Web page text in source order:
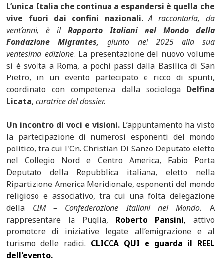
L’unica Italia che continua a espandersi è quella che
vive fuori dai confini nazionali.A raccontarla, da
vent’anni, è ilRapporto Italiani nel Mondo della
Fondazione Migrantes,
giunto nel 2025 alla sua
ventesima edizione. La presentazione del nuovo volume
si è svolta a Roma, a pochi passi dalla Basilica di San
Pietro, in un evento partecipato e ricco di spunti,
coordinato con competenza dalla sociologa Delfina
Licata,curatrice del dossier.
Un incontro di voci e visioni. L’appuntamento ha visto
la partecipazione di numerosi esponenti del mondo
politico, tra cui l'On. Christian Di Sanzo Deputato eletto
nel Collegio Nord e Centro America, Fabio Porta
Deputato della Repubblica italiana, eletto nella
Ripartizione America Meridionale, esponenti del mondo
religioso e associativo, tra cui una folta delegazione
della CIM – Confederazione Italiani nel Mondo. A
rappresentare la Puglia, Roberto Pansini, attivo
promotore di iniziative legate all’emigrazione e al
turismo delle radici. CLICCA QUI e guarda il REEL
dell'evento.